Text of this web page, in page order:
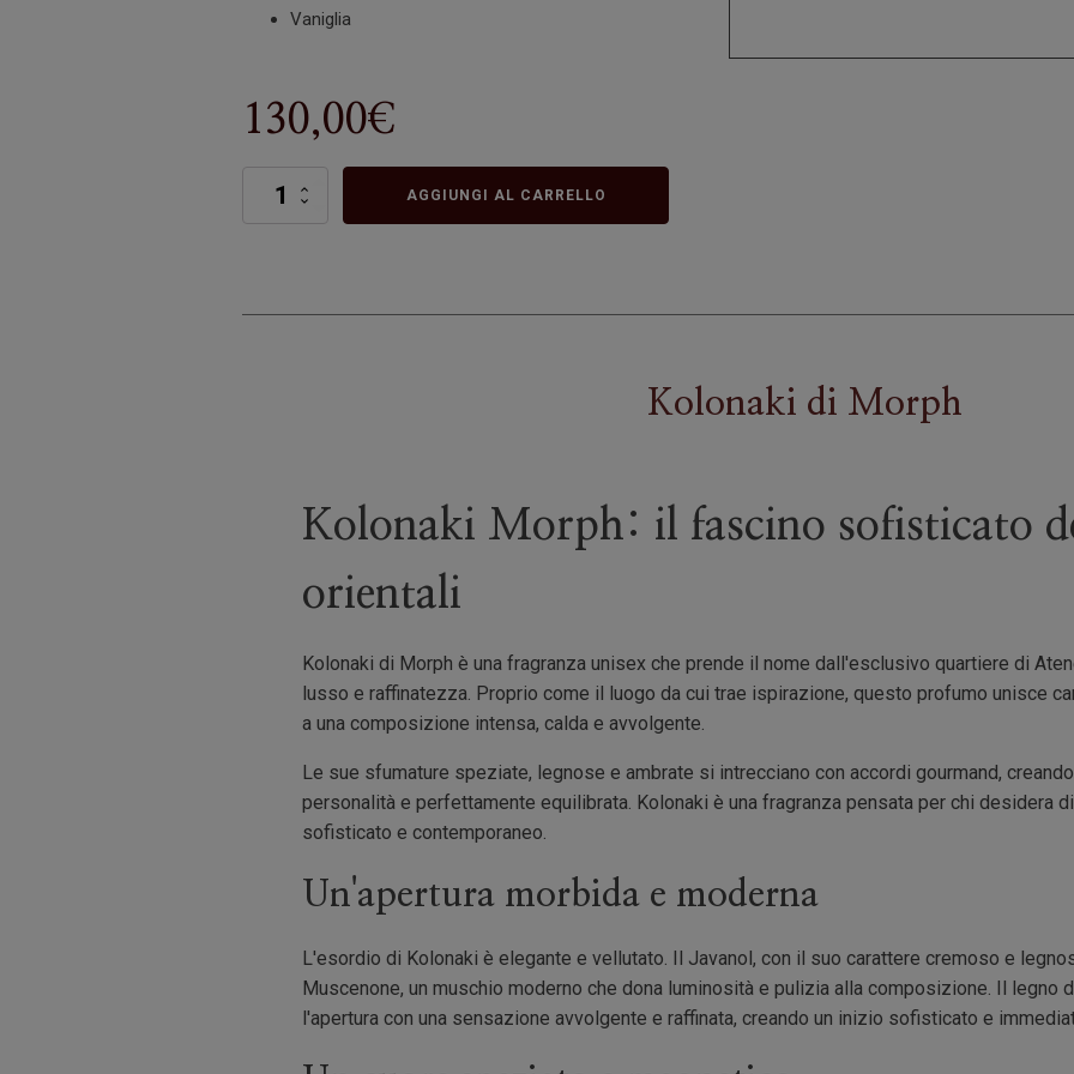
Vaniglia
130,00€
Kolonaki
AGGIUNGI AL CARRELLO
Kolonaki di Morph
Kolonaki Morph: il fascino sofisticato
orientali
Kolonaki di Morph è una fragranza unisex che prende il nome dall'esclusivo quartiere di
lusso e raffinatezza. Proprio come il luogo da cui trae ispirazione, questo profumo unisce
a una composizione intensa, calda e avvolgente.
Le sue sfumature speziate, legnose e ambrate si intrecciano con accordi gourmand,
personalità e perfettamente equilibrata. Kolonaki è una fragranza pensata per chi desidera
sofisticato e contemporaneo.
Un'apertura morbida e moderna
L'esordio di Kolonaki è elegante e vellutato. Il Javanol, con il suo carattere cremoso e
Muscenone, un muschio moderno che dona luminosità e pulizia alla composizione. Il legno
l'apertura con una sensazione avvolgente e raffinata, creando un inizio sofisticato e